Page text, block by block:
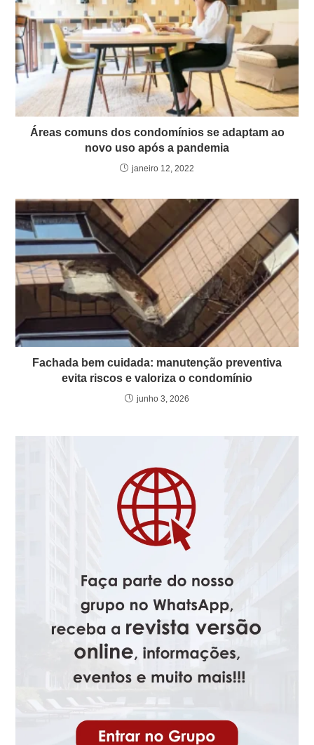
Áreas comuns dos condomínios se adaptam ao
novo uso após a pandemia
janeiro 12, 2022
Fachada bem cuidada: manutenção preventiva
evita riscos e valoriza o condomínio
junho 3, 2026